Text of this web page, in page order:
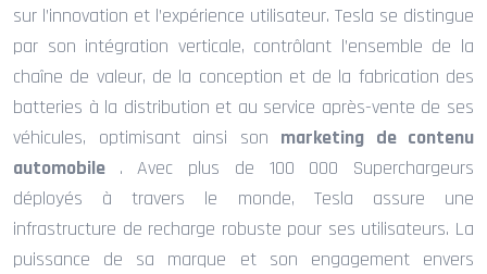
sur l’innovation et l’expérience utilisateur. Tesla se distingue
par son intégration verticale, contrôlant l’ensemble de la
chaîne de valeur, de la conception et de la fabrication des
batteries à la distribution et au service après-vente de ses
véhicules, optimisant ainsi son marketing de contenu
automobile . Avec plus de 100 000 Superchargeurs
déployés à travers le monde, Tesla assure une
infrastructure de recharge robuste pour ses utilisateurs. La
puissance de sa marque et son engagement envers